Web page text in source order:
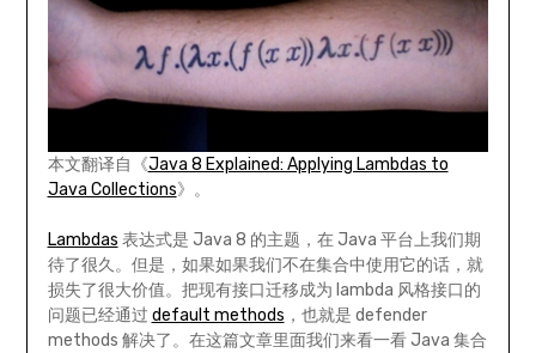
本文翻译自《Java 8 Explained: Applying Lambdas to
Java Collections》。
Lambdas 表达式是 Java 8 的主题，在 Java 平台上我们期
待了很久。但是，如果如果我们不在集合中使用它的话，就
损失了很大价值。把现有接口迁移成为 lambda 风格接口的
问题已经通过 default methods ，也就是 defender
methods 解决了。在这篇文章里面我们来看一看 Java 集合